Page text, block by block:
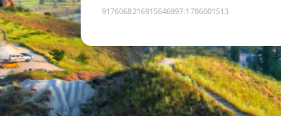
9176068216915646997:1786001513